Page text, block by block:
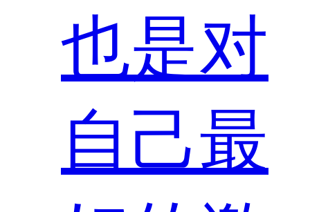
也是对
自己最